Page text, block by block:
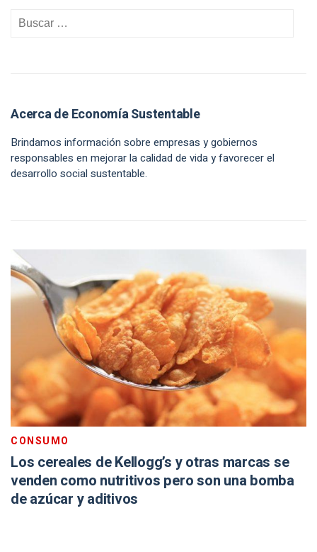
Acerca de Economía Sustentable
Brindamos información sobre empresas y gobiernos
responsables en mejorar la calidad de vida y favorecer el
desarrollo social sustentable.
CONSUMO
Los cereales de Kellogg’s y otras marcas se
venden como nutritivos pero son una bomba
de azúcar y aditivos